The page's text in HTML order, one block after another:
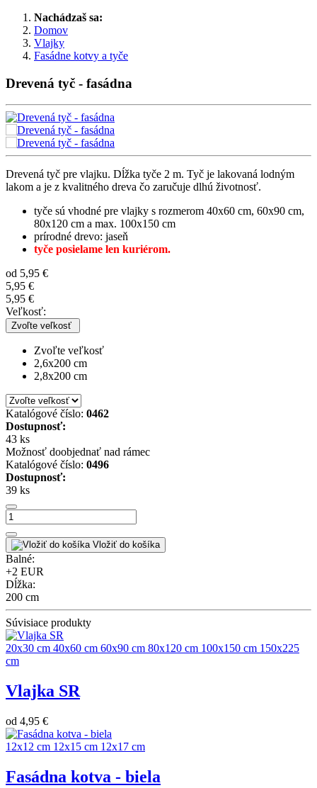
Nachádzaš sa:
Domov
Vlajky
Fasádne kotvy a tyče
Drevená tyč - fasádna
Drevená tyč pre vlajku. Dĺžka tyče 2 m. Tyč je lakovaná lodným
lakom a je z kvalitného dreva čo zaručuje dlhú životnosť.
tyče sú vhodné pre vlajky s rozmerom 40x60 cm, 60x90 cm,
80x120 cm a max. 100x150 cm
prírodné drevo: jaseň
tyče posielame len kuriérom.
od 5,95 €
5,95 €
5,95 €
Veľkosť:
Zvoľte veľkosť
Zvoľte veľkosť
2,6x200 cm
2,8x200 cm
Katalógové číslo: 0462
Dostupnosť:
43 ks
Možnosť doobjednať nad rámec
Katalógové číslo: 0496
Dostupnosť:
39 ks
Vložiť do košíka
Balné:
+2 EUR
Dĺžka:
200 cm
Súvisiace produkty
20x30 cm 40x60 cm 60x90 cm 80x120 cm 100x150 cm 150x225
cm
Vlajka SR
od 4,95 €
12x12 cm 12x15 cm 12x17 cm
Fasádna kotva - biela